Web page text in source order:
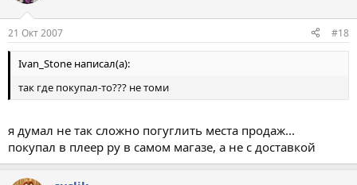
21 Окт 2007 #18
Ivan_Stone написал(а):
так где покупал-то??? не томи
я думал не так сложно погуглить места продаж...
покупал в плеер ру в самом магазе, а не с доставкой